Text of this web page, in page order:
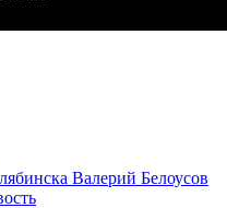
Валерий Белоусов